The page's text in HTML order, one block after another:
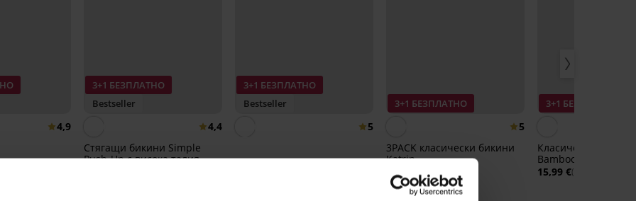
4,9
с широки
3+1 БЕЗПЛАТНО
Bestseller
4,4
Стягащи бикини Simple
Push-Up с висока талия
3+1 БЕЗПЛАТНО
Bestseller
5
3+1 БЕЗПЛАТНО
5
3PACK класически бикини
Katrin
17,99 €(35,19 лв.)
3+1 БЕЗПЛАТНО
Класически бикини
Bamboo Nature
15,99 €(31,27 лв.)